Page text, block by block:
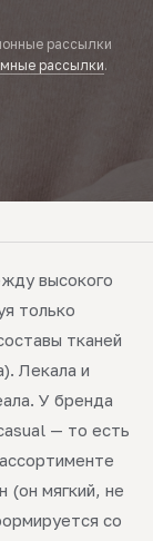
рассылки
рассылки.
высокого
только
тканей
Лекала и
У бренда
— то есть
(он мягкий, не
со